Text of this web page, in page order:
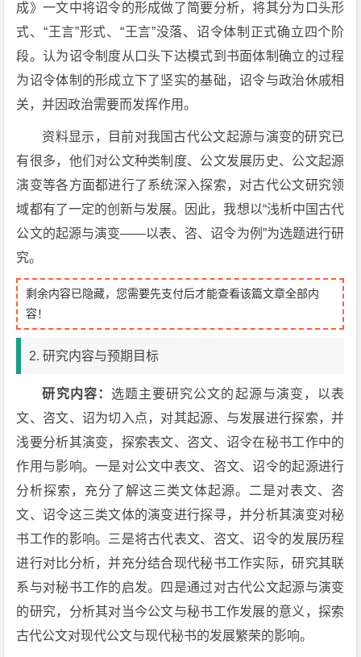
成》一文中将诏令的形成做了简要分析，将其分为口头形
式、“王言”形式、“王言”没落、诏令体制正式确立四个阶
段。认为诏令制度从口头下达模式到书面体制确立的过程
为诏令体制的形成立下了坚实的基础，诏令与政治休戚相
关，并因政治需要而发挥作用。
资料显示，目前对我国古代公文起源与演变的研究已
有很多，他们对公文种类制度、公文发展历史、公文起源
演变等各方面都进行了系统深入探索，对古代公文研究领
域都有了一定的创新与发展。因此，我想以“浅析中国古代
公文的起源与演变——以表、咨、诏令为例”为选题进行研
究。
剩余内容已隐藏，您需要先支付后才能查看该篇文章全部内
容！
2. 研究内容与预期目标
研究内容： 选题主要研究公文的起源与演变，以表
文、咨文、诏为切入点，对其起源、与发展进行探索，并
浅要分析其演变，探索表文、咨文、诏令在秘书工作中的
作用与影响。一是对公文中表文、咨文、诏令的起源进行
分析探索，充分了解这三类文体起源。二是对表文、咨
文、诏令这三类文体的演变进行探寻，并分析其演变对秘
书工作的影响。三是将古代表文、咨文、诏令的发展历程
进行对比分析，并充分结合现代秘书工作实际，研究其联
系与对秘书工作的启发。四是通过对古代公文起源与演变
的研究，分析其对当今公文与秘书工作发展的意义，探索
古代公文对现代公文与现代秘书的发展繁荣的影响。